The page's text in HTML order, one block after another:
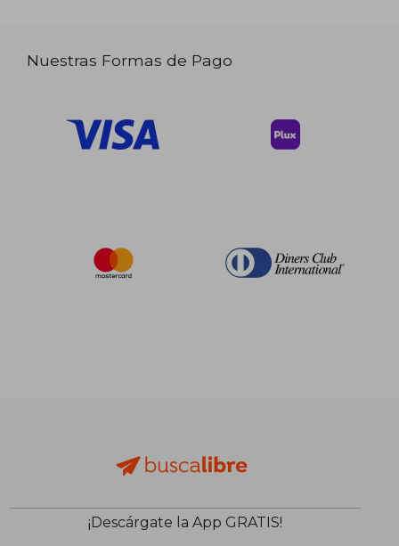
Nuestras Formas de Pago
¡Descárgate la App GRATIS!